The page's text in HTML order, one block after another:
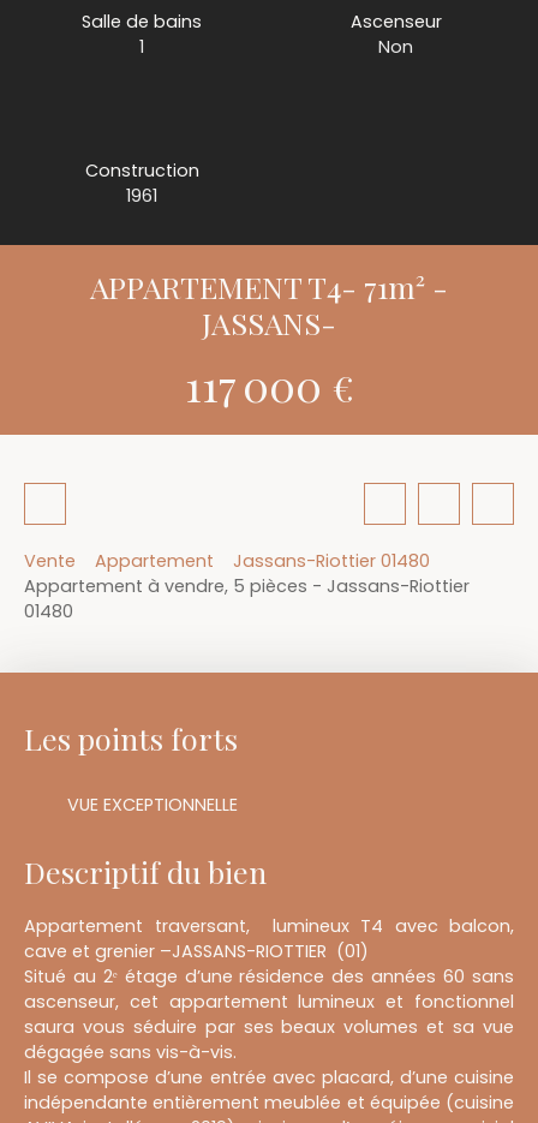
Salle de bains
1
Ascenseur
Non
Construction
1961
APPARTEMENT T4- 71m² -
JASSANS-
117 000 €
Vente Appartement
Jassans-Riottier 01480
Appartement à vendre, 5 pièces - Jassans-Riottier
01480
Les points forts
VUE EXCEPTIONNELLE
Descriptif du bien
Appartement traversant, lumineux T4 avec balcon,
cave et grenier –JASSANS-RIOTTIER (01)
Situé au 2ᵉ étage d’une résidence des années 60 sans
ascenseur, cet appartement lumineux et fonctionnel
saura vous séduire par ses beaux volumes et sa vue
dégagée sans vis-à-vis.
Il se compose d’une entrée avec placard, d’une cuisine
indépendante entièrement meublée et équipée (cuisine